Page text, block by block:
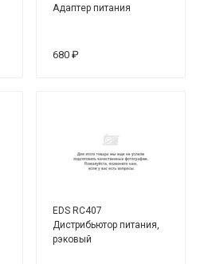
Адаптер питания
680 ₽
EDS RC407
Дистрибьютор питания,
рэковый